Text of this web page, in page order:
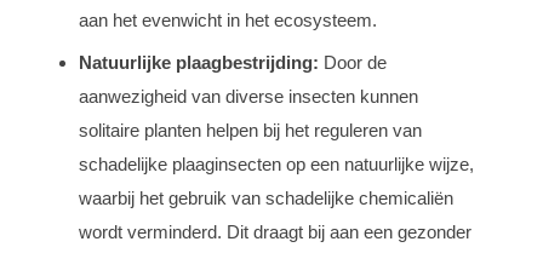
aan het evenwicht in het ecosysteem.
Natuurlijke plaagbestrijding: Door de
aanwezigheid van diverse insecten kunnen
solitaire planten helpen bij het reguleren van
schadelijke plaaginsecten op een natuurlijke wijze,
waarbij het gebruik van schadelijke chemicaliën
wordt verminderd. Dit draagt bij aan een gezonder